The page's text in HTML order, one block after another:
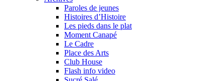
Paroles de jeunes
Histoires d’Histoire
Les pieds dans le plat
Moment Canapé
Le Cadre
Place des Arts
Club House
Flash info video